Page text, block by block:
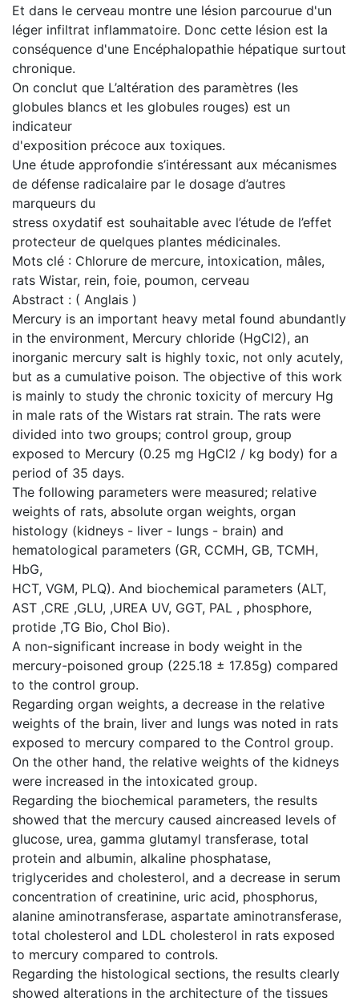
Et dans le cerveau montre une lésion parcourue d'un
léger infiltrat inflammatoire. Donc cette lésion est la
conséquence d'une Encéphalopathie hépatique surtout
chronique.
On conclut que L’altération des paramètres (les
globules blancs et les globules rouges) est un
indicateur
d'exposition précoce aux toxiques.
Une étude approfondie s’intéressant aux mécanismes
de défense radicalaire par le dosage d’autres
marqueurs du
stress oxydatif est souhaitable avec l’étude de l’effet
protecteur de quelques plantes médicinales.
Mots clé : Chlorure de mercure, intoxication, mâles,
rats Wistar, rein, foie, poumon, cerveau
Abstract : ( Anglais )
Mercury is an important heavy metal found abundantly
in the environment, Mercury chloride (HgCl2), an
inorganic mercury salt is highly toxic, not only acutely,
but as a cumulative poison. The objective of this work
is mainly to study the chronic toxicity of mercury Hg
in male rats of the Wistars rat strain. The rats were
divided into two groups; control group, group
exposed to Mercury (0.25 mg HgCl2 / kg body) for a
period of 35 days.
The following parameters were measured; relative
weights of rats, absolute organ weights, organ
histology (kidneys - liver - lungs - brain) and
hematological parameters (GR, CCMH, GB, TCMH,
HbG,
HCT, VGM, PLQ). And biochemical parameters (ALT,
AST ,CRE ,GLU, ,UREA UV, GGT, PAL , phosphore,
protide ,TG Bio, Chol Bio).
A non-significant increase in body weight in the
mercury-poisoned group (225.18 ± 17.85g) compared
to the control group.
Regarding organ weights, a decrease in the relative
weights of the brain, liver and lungs was noted in rats
exposed to mercury compared to the Control group.
On the other hand, the relative weights of the kidneys
were increased in the intoxicated group.
Regarding the biochemical parameters, the results
showed that the mercury caused aincreased levels of
glucose, urea, gamma glutamyl transferase, total
protein and albumin, alkaline phosphatase,
triglycerides and cholesterol, and a decrease in serum
concentration of creatinine, uric acid, phosphorus,
alanine aminotransferase, aspartate aminotransferase,
total cholesterol and LDL cholesterol in rats exposed
to mercury compared to controls.
Regarding the histological sections, the results clearly
showed alterations in the architecture of the tissues